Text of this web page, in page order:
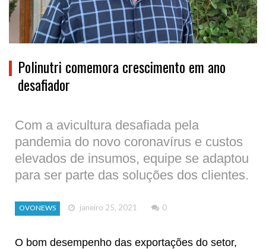
Polinutri comemora crescimento em ano
desafiador
Com a avicultura desafiada pela
pandemia do novo coronavírus e custos
elevados de insumos, equipe se adaptou
para ser parte das soluções dos clientes.
OVONEWS janeiro 25, 2021 0
O bom desempenho das exportações do setor,